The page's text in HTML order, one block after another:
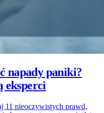
napady paniki?
eksperci
11 nieoczywistych prawd,